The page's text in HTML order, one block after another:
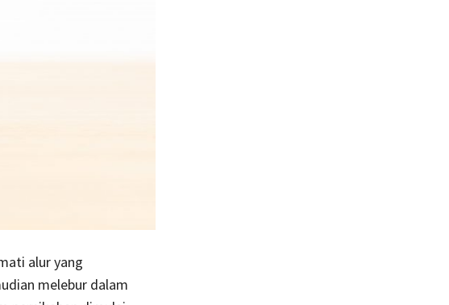
alur yang
melebur dalam